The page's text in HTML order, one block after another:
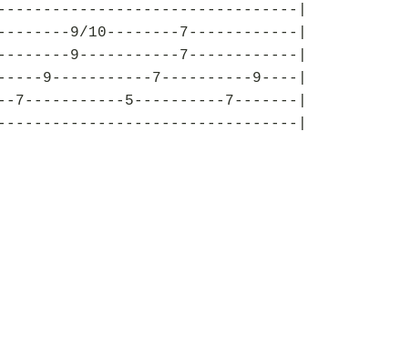
|
9/10--------7------------|
9-----------7------------|
9-----------7----------9----|
7-----------5----------7-------|
|